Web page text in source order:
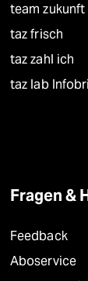
team zukunft
taz frisch
taz zahl ich
taz lab
Fragen &
Feedback
Aboservice